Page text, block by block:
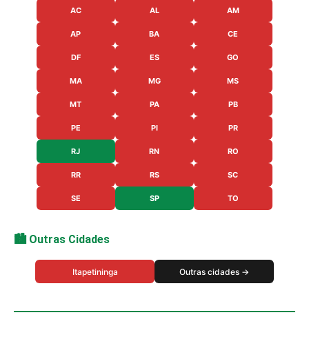
AC AL AM
AP BA CE
DF ES GO
MA MG MS
MT PA PB
PE PI PR
RJ RN RO
RR RS SC
SE SP TO
🏙️ Outras Cidades
Itapetininga Outras cidades →